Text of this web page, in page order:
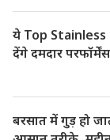
ये Top
देंगे दमदार
बरसात में गुड़ हो